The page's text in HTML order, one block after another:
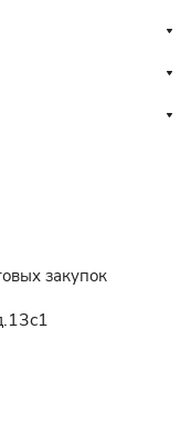
закупок